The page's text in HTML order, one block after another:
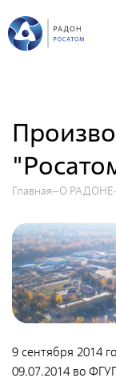
Главная О РАДОНЕ
9 сентября 2014
09.07.2014 во
Лицензии
Миссия и видение
Ценности
Охрана труда
Научно-
Документы